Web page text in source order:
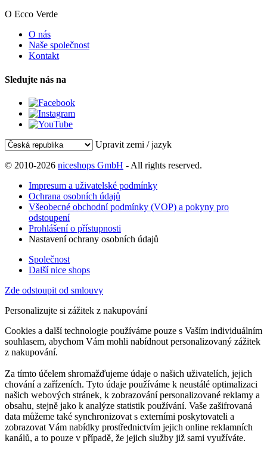
O Ecco Verde
O nás
Naše společnost
Kontakt
Sledujte nás na
Upravit zemi / jazyk
© 2010-2026 niceshops GmbH - All rights reserved.
Impresum a uživatelské podmínky
Ochrana osobních údajů
Všeobecné obchodní podmínky (VOP) a pokyny pro
odstoupení
Prohlášení o přístupnosti
Nastavení ochrany osobních údajů
Společnost
Další nice shops
Zde odstoupit od smlouvy
Personalizujte si zážitek z nakupování
Cookies a další technologie používáme pouze s Vaším individuálním
souhlasem, abychom Vám mohli nabídnout personalizovaný zážitek
z nakupování.
Za tímto účelem shromažďujeme údaje o našich uživatelích, jejich
chování a zařízeních. Tyto údaje používáme k neustálé optimalizaci
našich webových stránek, k zobrazování personalizované reklamy a
obsahu, stejně jako k analýze statistik používání. Vaše zašifrovaná
data můžeme také synchronizovat s externími poskytovateli a
zobrazovat Vám nabídky prostřednictvím jejich online reklamních
kanálů, a to pouze v případě, že jejich služby již sami využíváte.